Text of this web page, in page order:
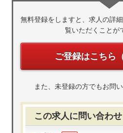
無料登録をしますと、求人の詳
覧いただくことが
ご登録はこちら
また、未登録の方でもお問
この求人に問い合わ